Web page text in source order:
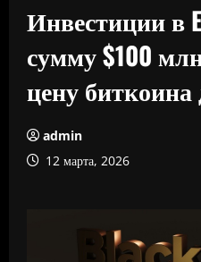
Инвестиции в
сумму $100
цену биткоина
admin
12 марта, 2026